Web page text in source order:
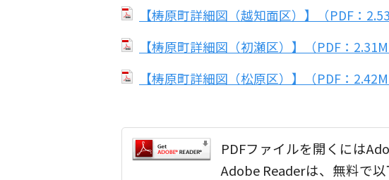
【梼原町詳細図（越知面区）】（PDF：
【梼原町詳細図（初瀬区）】（PDF：
【梼原町詳細図（松原区）】（PDF：
PDFファイルを開くには
Adobe Readerは、無料で